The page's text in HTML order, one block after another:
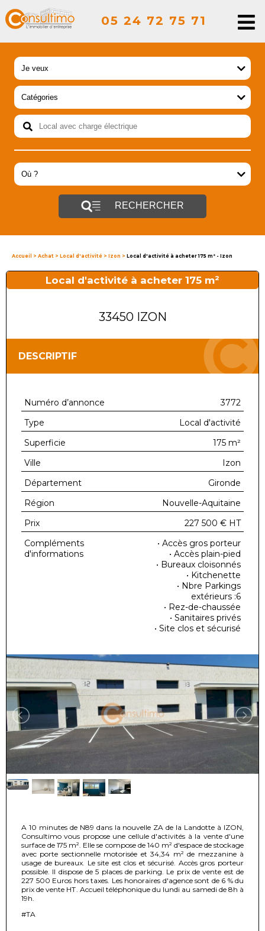
05 24 72 75 71
RECHERCHER
Accueil > Achat > Local d'activité > Izon > Local d'activité à acheter 175 m² - Izon
Local d'activité à acheter 175 m²
33450 IZON
DESCRIPTIF
Numéro d’annonce
3772
Type
Local d'activité
Superficie
175 m²
Ville
Izon
Département
Gironde
Région
Nouvelle-Aquitaine
Prix
227 500 € HT
Compléments
d'informations
• Accès gros porteur
• Accès plain-pied
• Bureaux cloisonnés
• Kitchenette
• Nbre Parkings
extérieurs :6
• Rez-de-chaussée
• Sanitaires privés
• Site clos et sécurisé
A 10 minutes de N89 dans la nouvelle ZA de la Landotte à IZON,
Consultimo vous propose une cellule d'activités à la vente d'une
surface de 175 m². Elle se compose de 140 m² d'espace de stockage
avec porte sectionnelle motorisée et 34,34 m² de mezzanine à
usage de bureaux. Le site est clos et sécurisé. Accès gros porteur
possible. Il dispose de 5 places de parking. Le prix de vente est de
227 500 Euros hors taxes. Les honoraires d'agence sont de 6 % du
prix de vente HT. Accueil téléphonique du lundi au samedi de 8h à
19h.
#TA